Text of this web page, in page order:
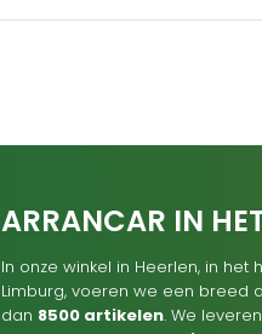
ARRANCAR IN
In onze winkel in Heerlen, in het
Limburg, voeren we een breed
dan 8500 artikelen. We